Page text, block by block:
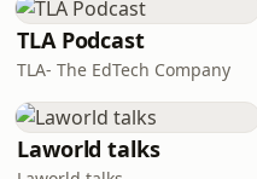
TLA Podcast
TLA- The EdTech Company
Laworld talks